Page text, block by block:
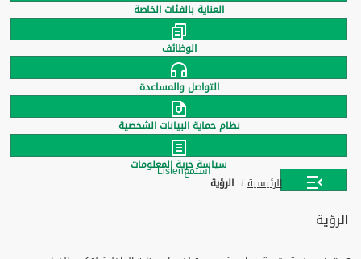
العناية بالفئات الخاصة
الوظائف
التواصل والمساعدة
نظام حماية البيانات الشخصية
سياسة حرية المعلومات
الرئيسية
الرؤية
استمعListen
الرؤية